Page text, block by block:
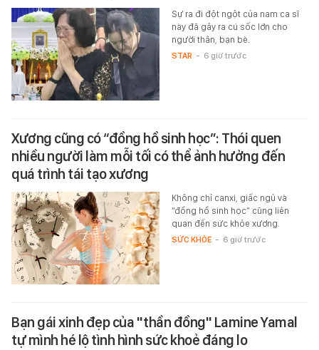
Sự ra đi đột ngột của nam ca sĩ
này đã gây ra cú sốc lớn cho
người thân, bạn bè.
STAR - 6 giờ trước
Xương cũng có “đồng hồ sinh học”: Thói quen
nhiều người làm mỗi tối có thể ảnh hưởng đến
quá trình tái tạo xương
Không chỉ canxi, giấc ngủ và
“đồng hồ sinh học” cũng liên
quan đến sức khỏe xương.
SỨC KHỎE - 6 giờ trước
Bạn gái xinh đẹp của "thần đồng" Lamine Yamal
tự mình hé lộ tình hình sức khoẻ đáng lo